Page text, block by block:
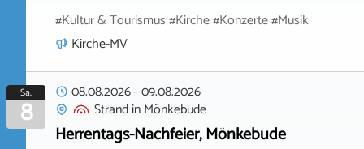
#Kultur & Tourismus #Kirche #Konzerte #Musik
Kirche-MV
Sa.
8
08.08.2026-09.08.2026
StrandinMönkebude
Herrentags-Nachfeier, Mönkebude